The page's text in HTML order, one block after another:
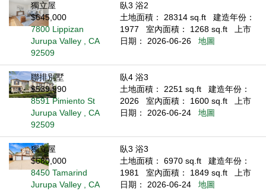
獨立屋
$645,000
7800 Lippizan
Jurupa Valley , CA
92509
臥3 浴2
土地面積： 28314 sq.ft
建造年份：
1977
室內面積： 1268 sq.ft
上市
日期： 2026-06-26
地圖
聯排別墅
$539,990
8591 Pimiento St
Jurupa Valley , CA
92509
臥4 浴3
土地面積： 2251 sq.ft
建造年份：
2026
室內面積： 1600 sq.ft
上市
日期： 2026-06-24
地圖
獨立屋
$680,000
8450 Tamarind
Jurupa Valley , CA
臥3 浴3
土地面積： 6970 sq.ft
建造年份：
1981
室內面積： 1849 sq.ft
上市
日期： 2026-06-24
地圖